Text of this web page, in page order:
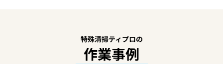
特殊清掃ティプロの
作業事例